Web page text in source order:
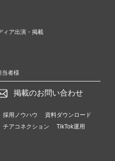
ィア出演・掲載
当者様
掲載のお問い合わせ
採用ノウハウ
資料ダウンロード
チアコネクション
TikTok運用